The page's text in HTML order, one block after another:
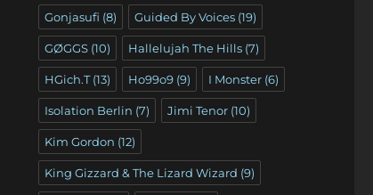
Gonjasufi (8) Guided By Voices(19)
GØGGS(10) Hallelujah The Hills(7)
HGich.T(13) Ho99o9(9) I Monster(6)
Isolation Berlin (7) Jimi Tenor(10)
Kim Gordon (12)
King Gizzard & The Lizard Wizard (9)